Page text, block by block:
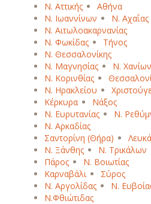
Ε Ζ Η Θ Ι Κ
Ρ Σ Τ Υ Φ Χ Ψ
Ν. Αττικής
Αθήνα
Ν. Ιωαννίνων
Ν. Αχαΐας
Ν. Αιτωλοακαρνανίας
Ν. Φωκίδας
Τήνος
Ν. Θεσσαλονίκης
Ν. Μαγνησίας
Ν. Χανίων
Ν. Κορινθίας
Ν. Ηρακλείου
Κέρκυρα
Νάξος
Ν. Ευρυτανίας
Ν.
Ν. Αρκαδίας
Σαντορίνη (Θήρα)
Ν. Ξάνθης
Ν. Τρικάλων
Πάρος
Ν. Βοιωτίας
Καρναβάλι
Σύρος
Ν. Αργολίδας
Ν.
Ν.Φθιώτιδας